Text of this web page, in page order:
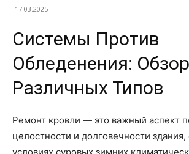
17.03.2025
Системы Против
Обледенения: Обзор
Различных Типов
Ремонт кровли — это важный аспект
целостности и долговечности